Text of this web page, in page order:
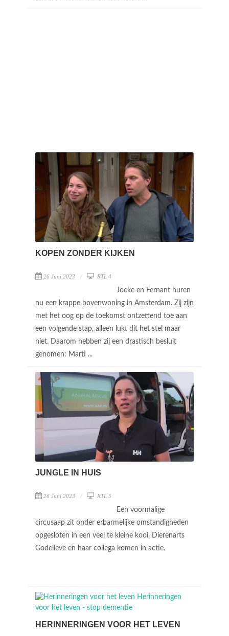
KOPEN ZONDER KIJKEN
26 Juni 2023 RTL 4
Joeke en Fernant huren
nu een krappe bovenwoning in Amsterdam. Zij zijn
met het oog op de toekomst ontzettend toe aan
een volgende stap, alleen lukt dit het stel maar
niet. Daarom hebben zij een drastisch besluit
genomen: Marti ...
JUNGLE IN HUIS
26 Juni 2023 RTL 5
Een voormalige
circusaap zit onder erbarmelijke omstandigheden
opgesloten in een veel te kleine kooi. Dierenarts
Godelieve en haar collega komen in actie.
HERINNERINGEN VOOR HET LEVEN